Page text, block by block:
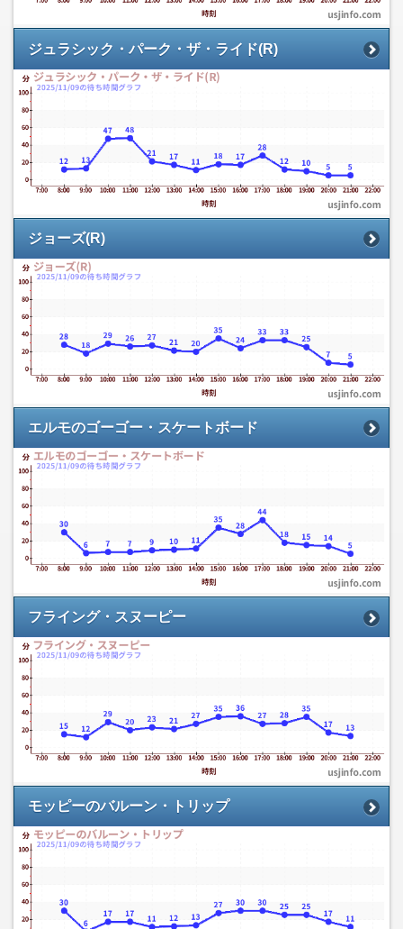
ジュラシック・パーク・ザ・ライド(R)
ジョーズ(R)
エルモのゴーゴー・スケートボード
フライング・スヌーピー
モッピーのバルーン・トリップ